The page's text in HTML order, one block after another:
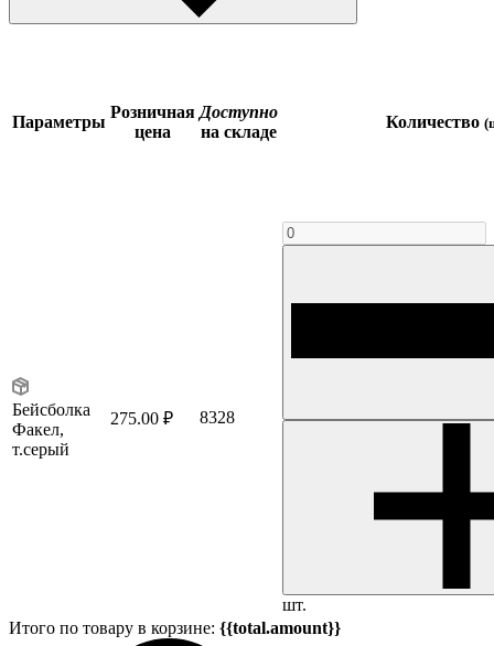
Параметры
Розничная
цена
Доступно
на складе
Количество
Бейсболка
Факел,
т.серый
275.00 ₽ 8328
шт.
Итого по товару в корзине: {{total.amount}}